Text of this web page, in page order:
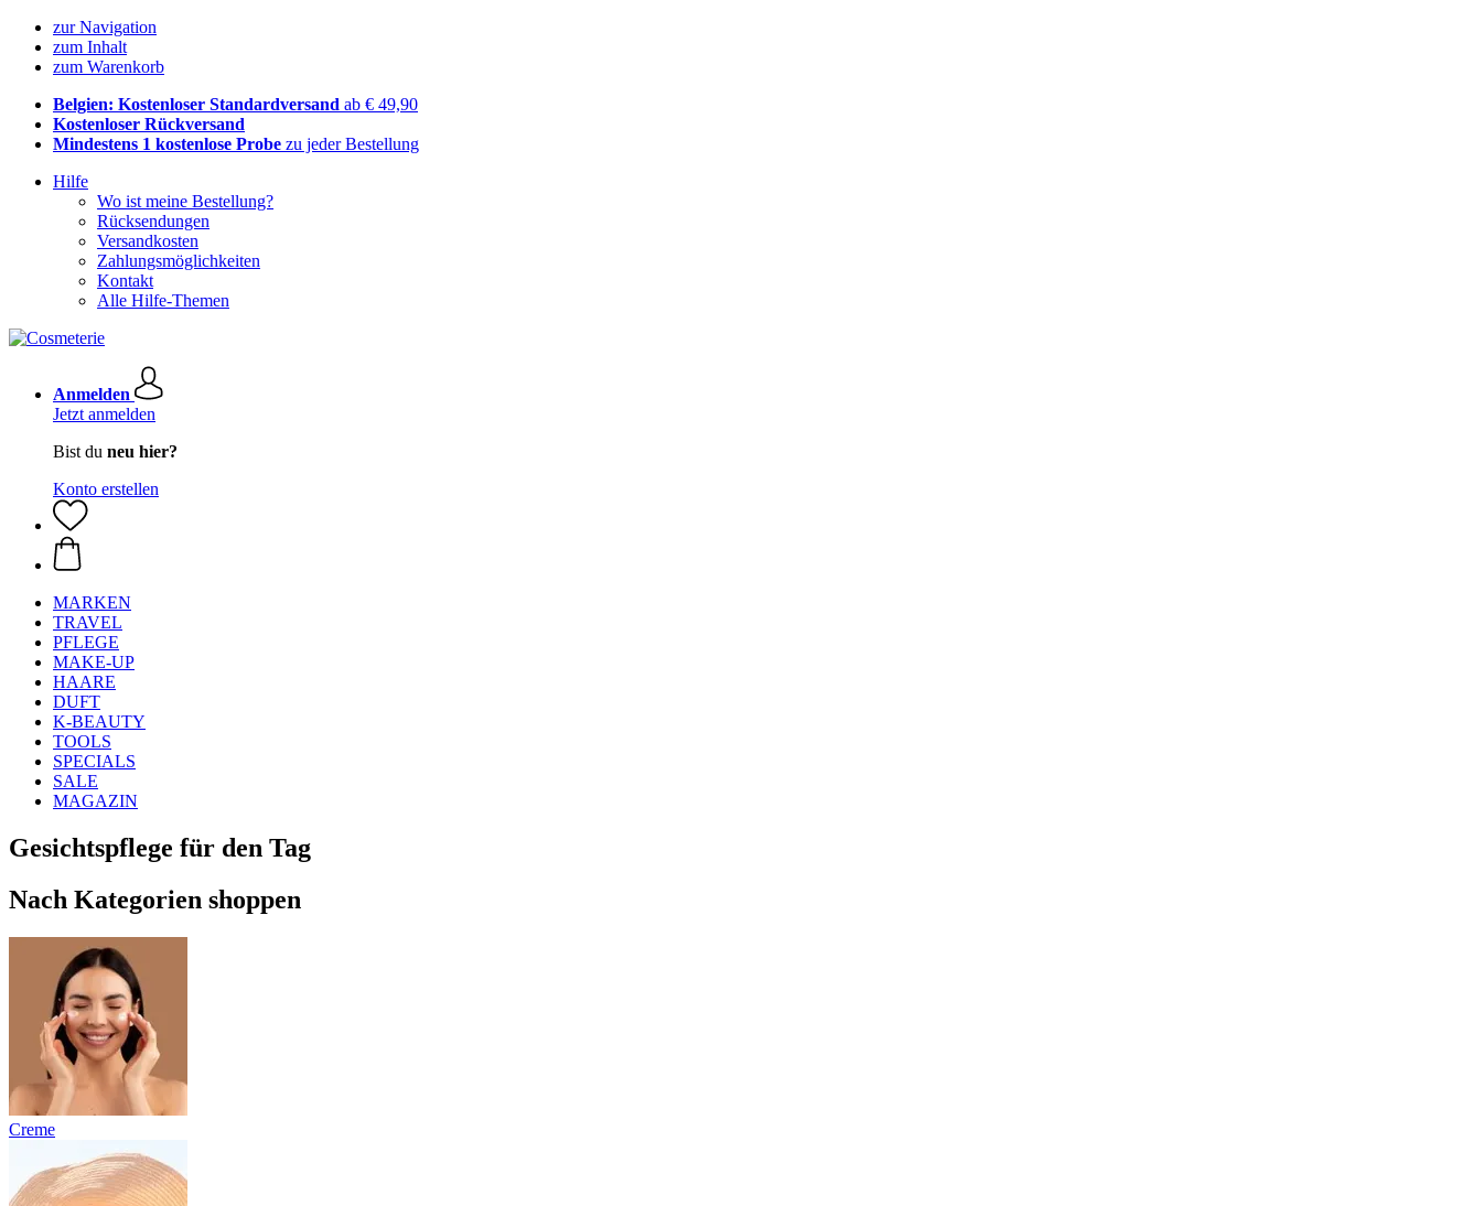
zur Navigation
zum Inhalt
zum Warenkorb
Belgien: Kostenloser Standardversand ab € 49,90
Kostenloser Rückversand
Mindestens 1 kostenlose Probe zu jeder Bestellung
Hilfe
Wo ist meine Bestellung?
Rücksendungen
Versandkosten
Zahlungsmöglichkeiten
Kontakt
Alle Hilfe-Themen
Anmelden
Jetzt anmelden
Bist du neu hier?
Konto erstellen
MARKEN
TRAVEL
PFLEGE
MAKE-UP
HAARE
DUFT
K-BEAUTY
TOOLS
SPECIALS
SALE
MAGAZIN
Gesichtspflege für den Tag
Nach Kategorien shoppen
Creme